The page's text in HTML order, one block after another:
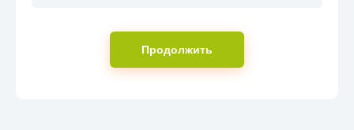
Продолжить